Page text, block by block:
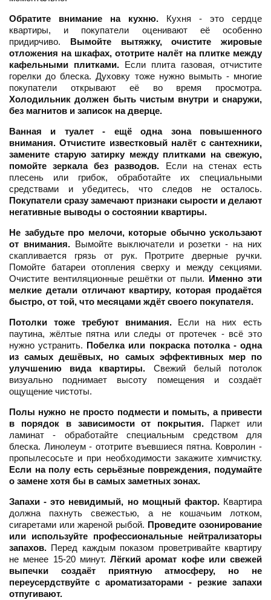
Обратите внимание на кухню. Кухня - это сердце
квартиры, и покупатели оценивают её особенно
придирчиво. Вымойте вытяжку, очистите жировые
отложения на шкафах, ототрите налёт на плитке между
кафельными плитками. Если плита газовая, отчистите
горелки до блеска. Духовку тоже нужно вымыть - многие
покупатели открывают её во время просмотра.
Холодильник должен быть чистым внутри и снаружи,
без магнитов и записок на дверце.
Ванная и туалет - ещё одна зона повышенного
внимания. Отчистите известковый налёт с сантехники,
замените старую затирку между плитками на свежую,
помойте зеркала без разводов. Если на стенах есть
плесень или грибок, обработайте их специальными
средствами и убедитесь, что следов не осталось.
Покупатели сразу замечают признаки сырости и делают
негативные выводы о состоянии квартиры.
Не забудьте про мелочи, которые обычно ускользают
от внимания.Вымойте выключатели и розетки - на них
скапливается грязь от рук. Протрите дверные ручки.
Помойте батареи отопления сверху и между секциями.
Очистите вентиляционные решётки от пыли. Именно эти
мелкие детали отличают квартиру, которая продаётся
быстро, от той, что месяцами ждёт своего покупателя.
Потолки тоже требуют внимания.Если на них есть
паутина, жёлтые пятна или следы от протечек - всё это
нужно устранить. Побелка или покраска потолка - одна
из самых дешёвых, но самых эффективных мер по
улучшению вида квартиры. Свежий белый потолок
визуально поднимает высоту помещения и создаёт
ощущение чистоты.
Полы нужно не просто подмести и помыть, а привести
в порядок в зависимости от покрытия. Паркет или
ламинат - обработайте специальным средством для
блеска. Линолеум - ототрите въевшиеся пятна. Ковролин -
пропылесосьте и при необходимости закажите химчистку.
Если на полу есть серьёзные повреждения, подумайте
о замене хотя бы в самых заметных зонах.
Запахи - это невидимый, но мощный фактор.Квартира
должна пахнуть свежестью, а не кошачьим лотком,
сигаретами или жареной рыбой. Проведите озонирование
или используйте профессиональные нейтрализаторы
запахов. Перед каждым показом проветривайте квартиру
не менее 15-20 минут. Лёгкий аромат кофе или свежей
выпечки создаёт приятную атмосферу, но не
переусердствуйте с ароматизаторами - резкие запахи
отпугивают.